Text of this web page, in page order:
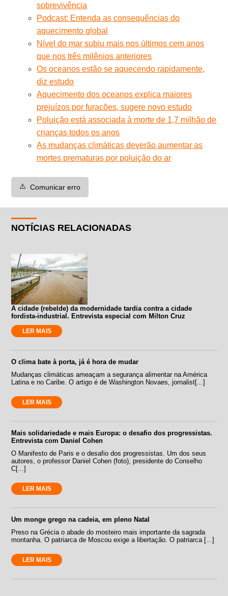
sobrevivência
Podcast: Entenda as consequências do
aquecimento global
Nível do mar subiu mais nos últimos cem anos
que nos três milênios anteriores
Os oceanos estão se aquecendo rapidamente,
diz estudo
Aquecimento dos oceanos explica maiores
prejuízos por furacões, sugere novo estudo
Poluição está associada à morte de 1,7 milhão de
crianças todos os anos
As mudanças climáticas deverão aumentar as
mortes prematuras por poluição do ar
⚠️ Comunicar erro
NOTÍCIAS RELACIONADAS
A cidade (rebelde) da modernidade tardia contra a cidade
fordista-industrial. Entrevista especial com Milton Cruz
LER MAIS
O clima bate à porta, já é hora de mudar
Mudanças climáticas ameaçam a segurança alimentar na América
Latina e no Caribe. O artigo é de Washington Novaes, jornalist[...]
LER MAIS
Mais solidariedade e mais Europa: o desafio dos progressistas.
Entrevista com Daniel Cohen
O Manifesto de Paris e o desafio dos progressistas. Um dos seus
autores, o professor Daniel Cohen (foto), presidente do Conselho
C[...]
LER MAIS
Um monge grego na cadeia, em pleno Natal
Preso na Grécia o abade do mosteiro mais importante da sagrada
montanha. O patriarca de Moscou exige a libertação. O patriarca [...]
LER MAIS